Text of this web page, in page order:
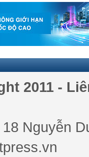
2011 -
Nguyễn